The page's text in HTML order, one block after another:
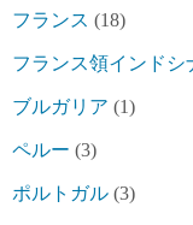
フランス (18)
フランス領インドシ
ブルガリア (1)
ペルー (3)
ポルトガル (3)